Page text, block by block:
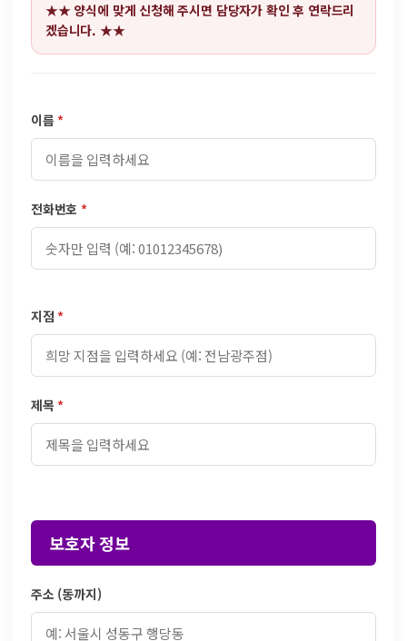
★★ 양식에 맞게 신청해 주시면 담당자가 확인 후 연락드리
겠습니다. ★★
이름*
전화번호*
지점*
제목*
보호자 정보
주소 (동까지)